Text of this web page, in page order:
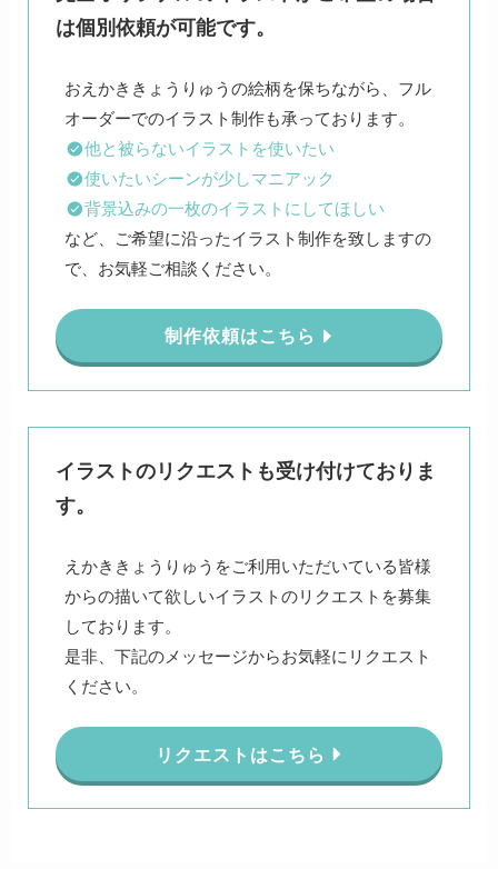
は個別依頼が可能です。
おえかききょうりゅうの絵柄を保ちながら、フル
他と被らないイラストを使いたい
使いたいシーンが少しマニアック
背景込みの一枚のイラストにしてほしい
など、ご希望に沿ったイラスト制作を致しますの
で、お気軽ご相談ください。
制作依頼はこちら
イラストのリクエストも受け付けておりま
す。
えかききょうりゅうをご利用いただいている皆様
からの描いて欲しいイラストのリクエストを募集
しております。
是非、下記のメッセージからお気軽にリクエスト
ください。
リクエストはこちら